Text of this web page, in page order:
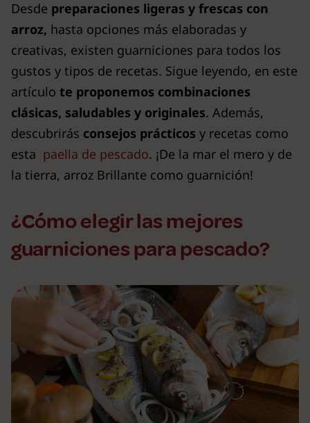
Desde preparaciones ligeras y frescas con
arroz, hasta opciones más elaboradas y
creativas, existen guarniciones para todos los
gustos y tipos de recetas. Sigue leyendo, en este
artículo te proponemos combinaciones
clásicas, saludables y originales. Además,
descubrirás consejos prácticos y recetas como
esta paella de pescado. ¡De la mar el mero y de
la tierra, arroz Brillante como guarnición!
¿Cómo elegir las mejores
guarniciones para pescado?